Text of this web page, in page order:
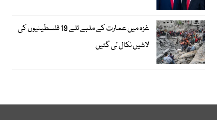
غزہ میں عمارت کے ملبے تلے 19 فلسطینیوں کی
لاشیں نکال لی گئیں